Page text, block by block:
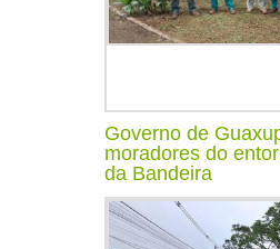
Governo de
moradores do
da Bandeira